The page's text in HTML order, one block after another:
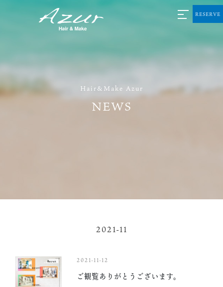
Hair&Make Azur
NEWS
RESERVE
2021-11
2021-11-12
ご観覧ありがとうございます。